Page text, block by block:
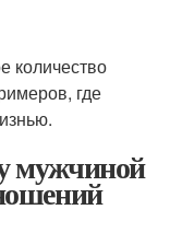
количество
где
мужчиной